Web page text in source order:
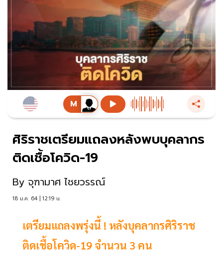
ศิริราชเตรียมแถลงหลังพบบุคลากร
ติดเชื้อโควิด-19
By จุฑามาศ ไชยวรรณ์
18 ม.ค. 64 | 12:19 น.
เตรียมแถลงพรุ่งนี้ ! หลังบุคลากรศิริราช
ติดเชื้อโควิด-19 จำนวน 3 คน